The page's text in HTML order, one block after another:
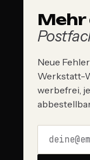
Mehr
Neue
Werkstatt-
werbefrei,